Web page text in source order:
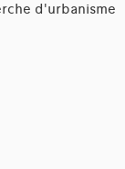
d'urbanisme